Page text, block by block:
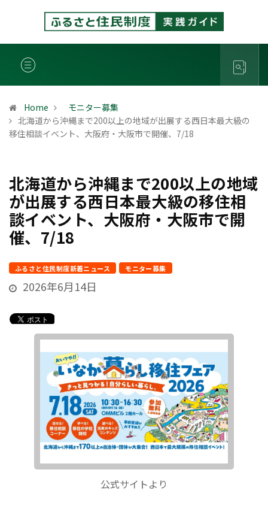
Home
モニター募集
北海道から沖縄まで200以上の地域が出展する西日本最大級の
移住相談イベント、大阪府・大阪市で開催、7/18
北海道から沖縄まで200以上の地域
が出展する西日本最大級の移住相
談イベント、大阪府・大阪市で開
催、7/18
ふるさと住民制度新着ニュース モニター募集
2026年6月14日
公式サイトより